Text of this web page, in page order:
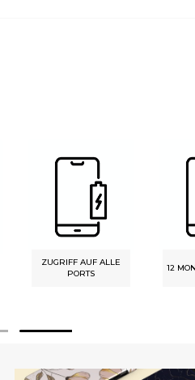
ZUGRIFF AUF ALLE
PORTS
12